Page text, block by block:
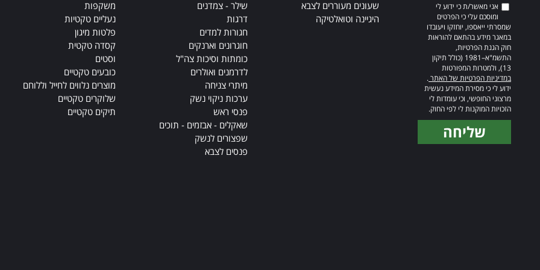
אני מאשר/ת כי ידוע לי
ומוסכם עלי כי הפרטים
שמסרתי ייאספו, יוחזקו ויעובדו
במאגר מידע בהתאם להוראות
חוק הגנת הפרטיות,
התשמ"א–1981 (כולל תיקון
13), ולמטרות המפורטות
במדיניות הפרטיות של האתר.
ידוע לי כי מסירת המידע נעשית
מרצוני החופשי, וכי עומדות לי
הזכויות המוקנות לי לפי החוק.
שליחה
שעונים מעוררים לצבא
היגיינה וטואלטיקה
שילר - צמדנים
דרגות
חגורות למדים
חוגרונים וארנקים
כומתות וסיכות צה"ל
לדרמנים ואולרים
מיתרי צניחה
ערכות ניקוי נשק
פנסי ראש
שאקלים - אבזמים - תוכים
שפצורים לנשק
פנסים לצבא
משקפות
נעליים טקטיות
פלטות מיגון
קסדה טקטית
וסטים
כובעים טקטיים
מוצרים נלווים לחייל וללוחם
שלוקרים טקטיים
תיקים טקטיים